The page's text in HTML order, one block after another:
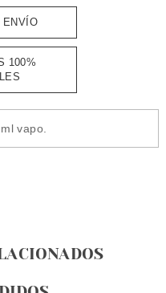
ENVÍO
100%
vapo.